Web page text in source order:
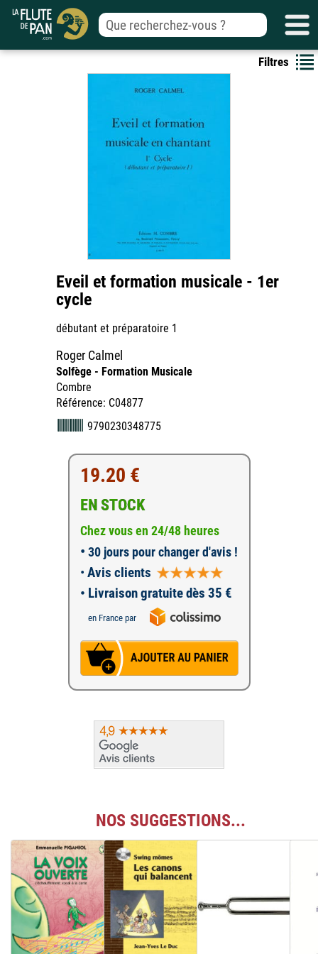
Filtres
Eveil et formation musicale - 1er
cycle
débutant et préparatoire 1
Roger Calmel
Solfège - Formation Musicale
Combre
Référence: C04877
9790230348775
19.20 €
EN STOCK
Chez vous en 24/48 heures
• 30 jours pour changer d'avis !
• Avis clients
• Livraison gratuite dès 35 €
en France par
NOS SUGGESTIONS...